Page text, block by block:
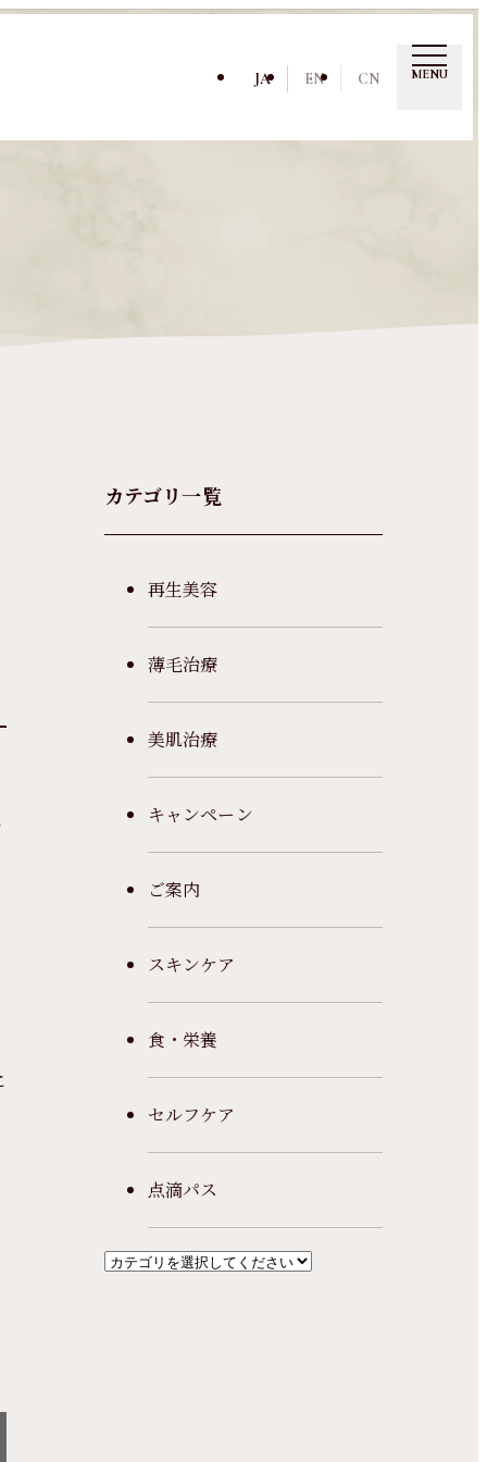
JA EN CN MENU
カテゴリ一覧
再生美容
薄毛治療
美肌治療
キャンペーン
ご案内
スキンケア
食・栄養
セルフケア
点滴パス